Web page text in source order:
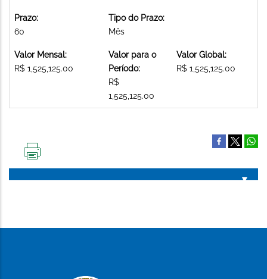
Prazo:
60
Tipo do Prazo:
Mês
Valor Mensal:
R$ 1,525,125.00
Valor para o
Período:
R$
1,525,125.00
Valor Global:
R$ 1,525,125.00
PÁGINA